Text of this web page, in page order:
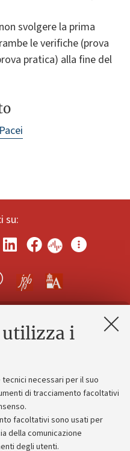
utilizza i
necessari per il suo
di tracciamento facoltativi
facoltativi sono usati per
della comunicazione
degli utenti.
svolgere la prima
le verifiche (prova
pratica) alla fine del
su:
PEC